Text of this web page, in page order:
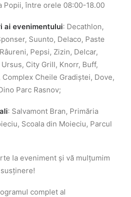
Popii, între orele 08:00-18.00
ai evenimentului: Decathlon,
Suunto, Delaco, Paste
Pepsi, Zizin, Delcar,
City Grill, Knorr, Buff,
Cheile Gradiștei, Dove,
Parc Rasnov;
: Salvamont Bran, Primăria
Scoala din Moieciu, Parcul
la eveniment și vă mulțumim
complet al